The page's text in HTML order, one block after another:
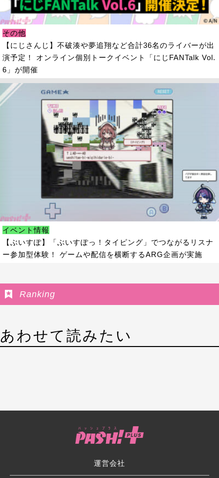
その他
【にじさんじ】不破湊や夢追翔など合計36名のライバーが出
演予定！ オンライン個別トークイベント「にじFANTalk Vol.
6」が開催
イベント情報
【ぶいすぽ】「ぶいすぽっ！タイピング」でつながるリスナ
ー参加型体験！ ゲームや配信を横断するARG企画が実施
Ranking
あわせて読みたい
運営会社